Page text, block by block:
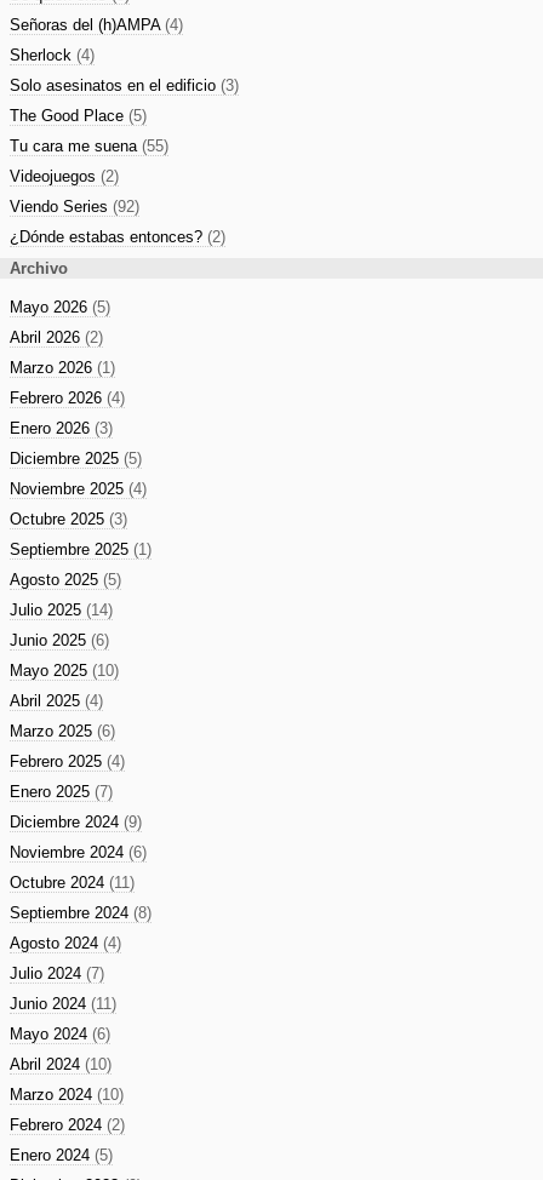
Señoras del (h)AMPA (4)
Sherlock (4)
Solo asesinatos en el edificio (3)
The Good Place (5)
Tu cara me suena (55)
Videojuegos (2)
Viendo Series (92)
¿Dónde estabas entonces? (2)
Archivo
Mayo 2026 (5)
Abril 2026 (2)
Marzo 2026 (1)
Febrero 2026 (4)
Enero 2026 (3)
Diciembre 2025 (5)
Noviembre 2025 (4)
Octubre 2025 (3)
Septiembre 2025 (1)
Agosto 2025 (5)
Julio 2025 (14)
Junio 2025 (6)
Mayo 2025 (10)
Abril 2025 (4)
Marzo 2025 (6)
Febrero 2025 (4)
Enero 2025 (7)
Diciembre 2024 (9)
Noviembre 2024 (6)
Octubre 2024 (11)
Septiembre 2024 (8)
Agosto 2024 (4)
Julio 2024 (7)
Junio 2024 (11)
Mayo 2024 (6)
Abril 2024 (10)
Marzo 2024 (10)
Febrero 2024 (2)
Enero 2024 (5)